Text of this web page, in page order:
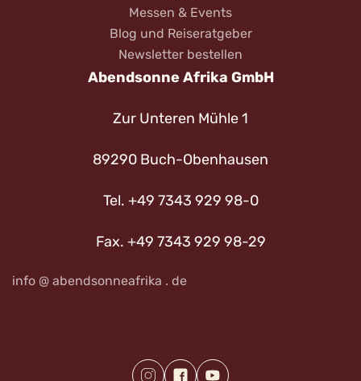
Messen & Events
Blog und Reiseratgeber
Newsletter bestellen
Abendsonne Afrika GmbH
Zur Unteren Mühle 1
89290 Buch-Obenhausen
Tel. +49 7343 929 98-0
Fax. +49 7343 929 98-29
info @ abendsonneafrika . de